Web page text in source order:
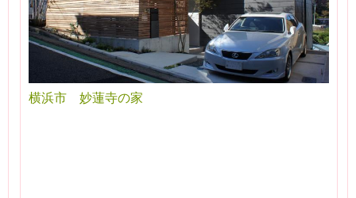
横浜市 妙蓮寺の家